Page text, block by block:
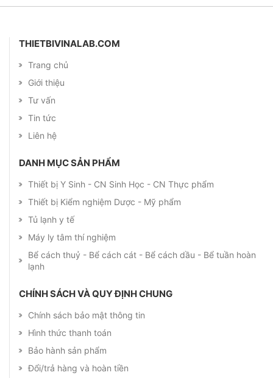
THIETBIVINALAB.COM
Trang chủ
Giới thiệu
Tư vấn
Tin tức
Liên hệ
DANH MỤC SẢN PHẨM
Thiết bị Y Sinh - CN Sinh Học - CN Thực phẩm
Thiết bị Kiểm nghiệm Dược - Mỹ phẩm
Tủ lạnh y tế
Máy ly tâm thí nghiệm
Bể cách thuỷ - Bể cách cát - Bể cách dầu - Bể tuần hoàn
lạnh
CHÍNH SÁCH VÀ QUY ĐỊNH CHUNG
Chính sách bảo mật thông tin
Hình thức thanh toán
Bảo hành sản phẩm
Đổi/trả hàng và hoàn tiền